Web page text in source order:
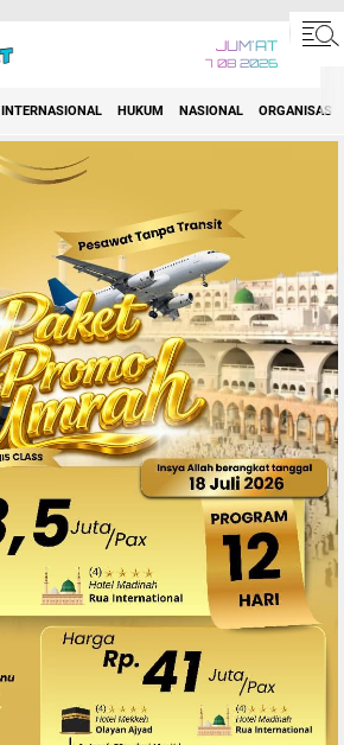
JUM'AT
7 08 2026
INTERNASIONAL HUKUM NASIONAL ORGANISASI